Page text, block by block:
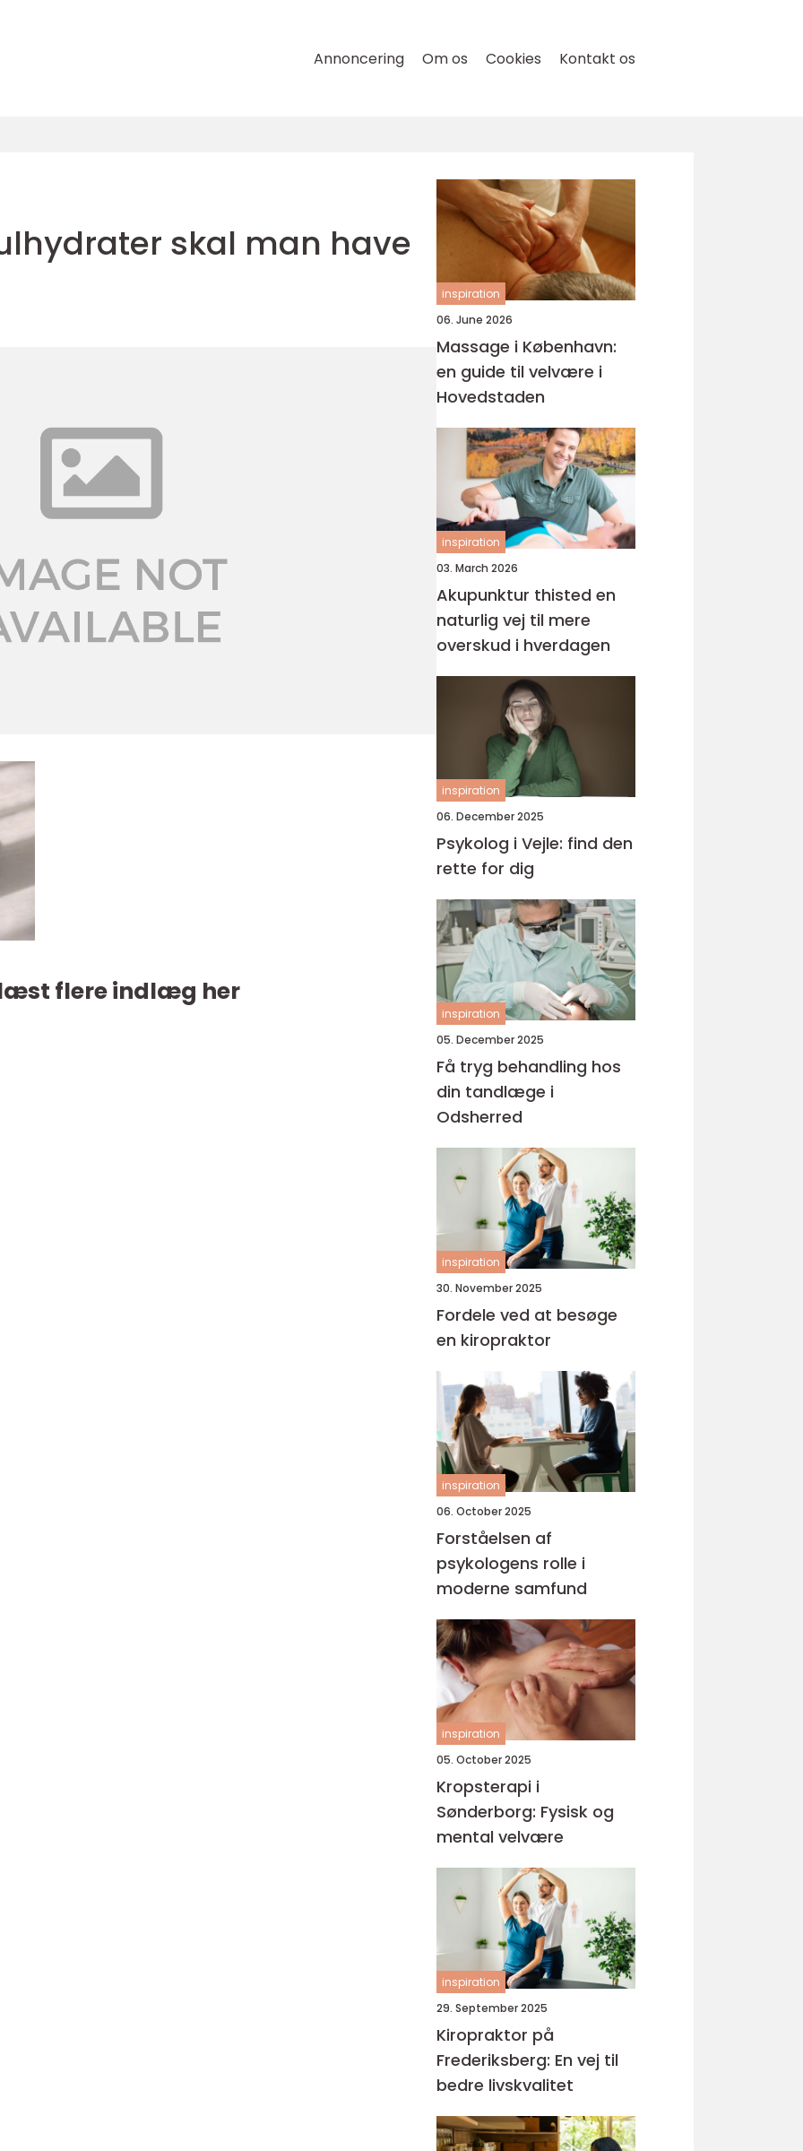
Annoncering Om os Cookies Kontakt os
skal man have
flere indlæg her
inspiration
06. June 2026
Massage i København:
en guide til velvære i
Hovedstaden
inspiration
03. March 2026
Akupunktur thisted en
naturlig vej til mere
overskud i hverdagen
inspiration
06. December 2025
Psykolog i Vejle: find den
rette for dig
inspiration
05. December 2025
Få tryg behandling hos
din tandlæge i
Odsherred
inspiration
30. November 2025
Fordele ved at besøge
en kiropraktor
inspiration
06. October 2025
Forståelsen af
psykologens rolle i
moderne samfund
inspiration
05. October 2025
Kropsterapi i
Sønderborg: Fysisk og
mental velvære
inspiration
29. September 2025
Kiropraktor på
Frederiksberg: En vej til
bedre livskvalitet